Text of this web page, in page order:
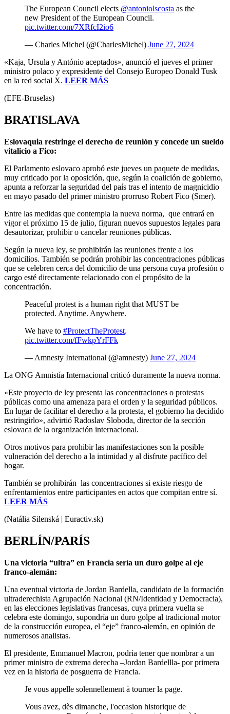
The European Council elects @antoniolscosta as the
new President of the European Council.
pic.twitter.com/7XRfcI2io6
— Charles Michel (@CharlesMichel) June 27, 2024
«Kaja, Ursula y António aceptados», anunció el jueves el primer
ministro polaco y expresidente del Consejo Europeo Donald Tusk
en la red social X. LEER MÁS
(EFE-Bruselas)
BRATISLAVA
Eslovaquia restringe el derecho de reunión y concede un sueldo
vitalicio a Fico:
El Parlamento eslovaco aprobó este jueves un paquete de medidas,
muy criticado por la oposición, que, según la coalición de gobierno,
apunta a reforzar la seguridad del país tras el intento de magnicidio
en mayo pasado del primer ministro prorruso Robert Fico (Smer).
Entre las medidas que contempla la nueva norma, que entrará en
vigor el próximo 15 de julio, figuran nuevos supuestos legales para
desautorizar, prohibir o cancelar reuniones públicas.
Según la nueva ley, se prohibirán las reuniones frente a los
domicilios. También se podrán prohibir las concentraciones públicas
que se celebren cerca del domicilio de una persona cuya profesión o
cargo esté directamente relacionado con el propósito de la
concentración.
Peaceful protest is a human right that MUST be
protected. Anytime. Anywhere.
We have to #ProtectTheProtest.
pic.twitter.com/fFwkpYrFFk
— Amnesty International (@amnesty) June 27, 2024
La ONG Amnistía Internacional criticó duramente la nueva norma.
«Este proyecto de ley presenta las concentraciones o protestas
públicas como una amenaza para el orden y la seguridad públicos.
En lugar de facilitar el derecho a la protesta, el gobierno ha decidido
restringirlo», advirtió Radoslav Sloboda, director de la sección
eslovaca de la organización internacional.
Otros motivos para prohibir las manifestaciones son la posible
vulneración del derecho a la intimidad y al disfrute pacífico del
hogar.
También se prohibirán las concentraciones si existe riesgo de
enfrentamientos entre participantes en actos que compitan entre sí.
LEER MÁS
(Natália Silenská | Euractiv.sk)
BERLÍN/PARÍS
Una victoria “ultra” en Francia sería un duro golpe al eje
franco-alemán:
Una eventual victoria de Jordan Bardella, candidato de la formación
ultraderechista Agrupación Nacional (RN/Identidad y Democracia),
en las elecciones legislativas francesas, cuya primera vuelta se
celebra este domingo, supondría un duro golpe al tradicional motor
de la construcción europea, el “eje” franco-alemán, en opinión de
numerosos analistas.
El presidente, Emmanuel Macron, podría tener que nombrar a un
primer ministro de extrema derecha –Jordan Bardellla- por primera
vez en la historia de posguerra de Francia.
Je vous appelle solennellement à tourner la page.
Vous avez, dès dimanche, l'occasion historique de